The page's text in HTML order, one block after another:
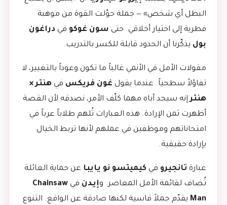
البطل أي شخص» — جملة حوّلت القوة من موهبة
فطرية إلى اختيار أخلاقي. حتى سون غوكو في دراغون
بول يذكّرنا أن الحدود قابلة للكسر بالتدريب.
مقولات الأمل في الأنمي غالباً ما تكون وعوداً بالتغيير، لا
تفاؤلاً سطحياً. عندما يقول غون فريكس في هنتر ×
هنترإنه سيجد أباه مهما كلّف الأمر، نصدقه لأن القصة
أظهرت ثمن الإرادة. هذه العبارات تُلهم طلاباً عرباً في
امتحاناتهم وموظفين في عملهم لأنها تربط الخيال
بإرادة حقيقية.
عبارة تانجيرو في كيميتسو نو يايبا عن حماية العائلة
تُضاف لقائمة الأمل المعاصر. وإيدن في Chainsaw
Man يقدّم جملاً قاسية لكنها صادقة عن الواقع. التنوع